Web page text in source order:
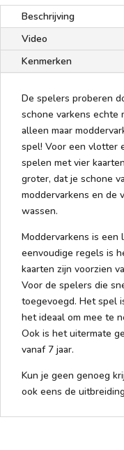
Beschrijving
Video
Kenmerken
De spelers proberen
schone varkens echte
alleen maar
spel! Voor een vlotter
spelen met vier
groter, dat je schone
moddervarkens en de
wassen.
Moddervarkens is
eenvoudige regels is
kaarten zijn voorzien
Voor de spelers die
toegevoegd. Het spel
het ideaal om mee te
Ook is het uitermate
vanaf 7 jaar.
Kun je geen genoeg
ook eens de